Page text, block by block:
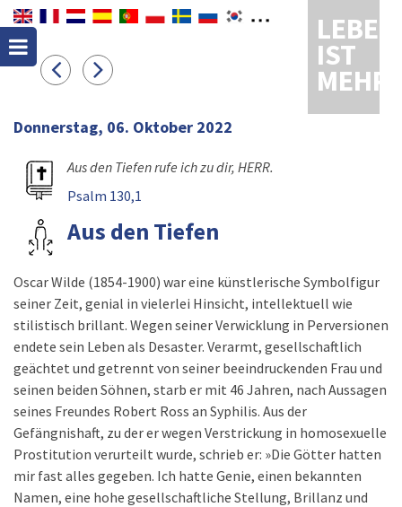
LEBEN
IST
MEHR
Donnerstag, 06. Oktober 2022
Aus den Tiefen rufe ich zu dir, HERR.
Psalm 130,1
Aus den Tiefen
Oscar Wilde (1854-1900) war eine künstlerische Symbolfigur
seiner Zeit, genial in vielerlei Hinsicht, intellektuell wie
stilistisch brillant. Wegen seiner Verwicklung in Perversionen
endete sein Leben als Desaster. Verarmt, gesellschaftlich
geächtet und getrennt von seiner beeindruckenden Frau und
seinen beiden Söhnen, starb er mit 46 Jahren, nach Aussagen
seines Freundes Robert Ross an Syphilis. Aus der
Gefängnishaft, zu der er wegen Verstrickung in homosexuelle
Prostitution verurteilt wurde, schrieb er: »Die Götter hatten
mir fast alles gegeben. Ich hatte Genie, einen bekannten
Namen, eine hohe gesellschaftliche Stellung, Brillanz und